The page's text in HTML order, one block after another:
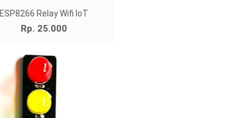
ESP8266 Relay Wifi IoT
Rp. 25.000